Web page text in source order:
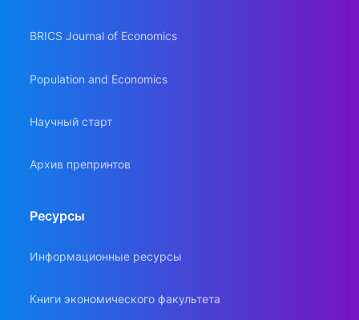
BRICS Journal of Economics
Population and Economics
Научный старт
Архив препринтов
Ресурсы
Информационные ресурсы
Книги экономического факультета